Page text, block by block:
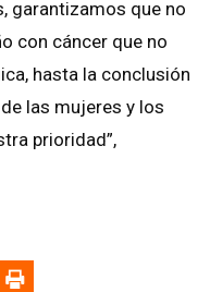
garantizamos que no
con cáncer que no
hasta la conclusión
las mujeres y los
prioridad”,